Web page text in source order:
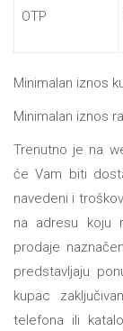
OTP
Minimalan iznos
Minimalan iznos
Trenutno je na
će Vam biti
navedeni i
na adresu koju
prodaje
predstavljaju
kupac
telefona ili